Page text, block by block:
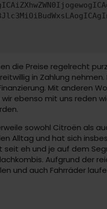
die Preise regelrecht
in Zahlung nehmen.
Mit anderen
ebenso mit uns reden
sowohl Citroën als
Alltag und hat sich
seit eh und je auf dem
Aufgrund der
und auch Fahrräder